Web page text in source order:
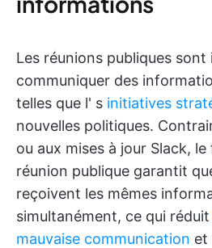
Les réunions publiques sont
communiquer des
telles que l' s initiatives
nouvelles politiques.
ou aux mises à jour Slack,
réunion publique garantit
reçoivent les mêmes
simultanément, ce qui réduit
mauvaise communication et